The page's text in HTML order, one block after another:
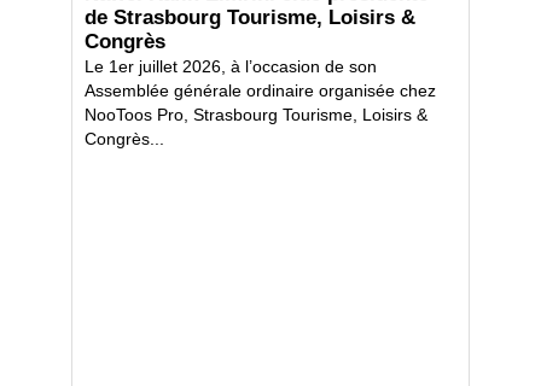
de Strasbourg Tourisme, Loisirs &
Congrès
Le 1er juillet 2026, à l’occasion de son
Assemblée générale ordinaire organisée chez
NooToos Pro, Strasbourg Tourisme, Loisirs &
Congrès...